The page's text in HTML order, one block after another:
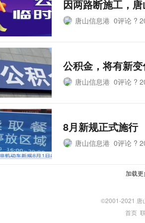
因两路断施工，
唐山信息港 0评论 ?
公积金，将有新变
唐山信息港 0评论 ?
8月新规正式施行
唐山信息港 0评论 ?
加载更
©2001-2021 唐
首页